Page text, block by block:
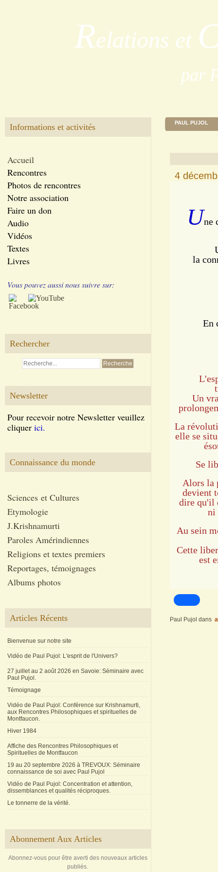
Relations et
par
Informations et activités
Accueil
Rencontres
Photos de rencontres
Notre association
Faire un don
Audio
Vidéos
Textes
Livres
Vous pouvez aussi nous suivre sur:
Rechercher
Newsletter
Pour recevoir notre Newsletter veuillez
cliquer ici.
Connaissance du monde
Sciences et Cultures
Etymologie
J.Krishnamurti
Paroles Amérindiennes
Religions et textes premiers
Reportages, témoignages
Albums photos
Articles Récents
Bienvenue sur notre site
Vidéo de Paul Pujol: L'esprit de l'Univers?
27 juillet au 2 août 2026 en Savoie: Séminaire avec
Paul Pujol.
Témoignage
Vidéo de Paul Pujol: Conférence sur Krishnamurti,
aux Rencontres Philosophiques et spirituelles de
Montfaucon.
Hiver 1984
Affiche des Rencontres Philosophiques et
Spirituelles de Montfaucon
19 au 20 septembre 2026 à TREVOUX: Séminaire
connaissance de soi avec Paul Pujol
Vidéo de Paul Pujol: Concentration et attention,
dissemblances et qualités réciproques.
Le tonnerre de la vérité.
Abonnement Aux Articles
Abonnez-vous pour être averti des nouveaux articles
publiés.
PAUL PUJOL
4
Une
la
En
Un
La
elle se
Se
Alors la
devient
dire qu'il
ni
Au sein
Cette
est
Paul Pujol dans